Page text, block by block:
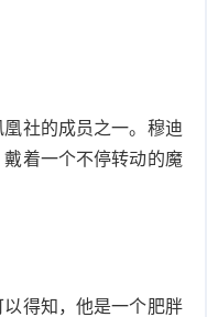
社的成员之一。穆迪
着一个不停转动的魔
得知，他是一个肥胖